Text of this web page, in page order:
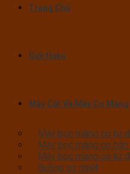
Trang Chủ
Giới thiệu
Máy Cắt Và Máy Co Màng
Máy bọc màng co tự
Máy bọc màng co
Máy bọc màng co tự
Buồng co nhiệt